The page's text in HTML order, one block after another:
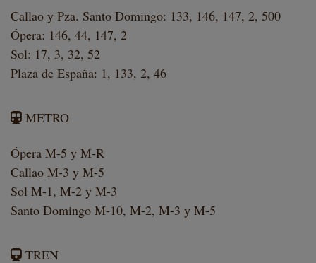
Callao y Pza. Santo Domingo: 133, 146, 147, 2, 500
Ópera: 146, 44, 147, 2
Sol: 17, 3, 32, 52
Plaza de España: 1, 133, 2, 46
METRO
Ópera M-5 y M-R
Callao M-3 y M-5
Sol M-1, M-2 y M-3
Santo Domingo M-10, M-2, M-3 y M-5
TREN